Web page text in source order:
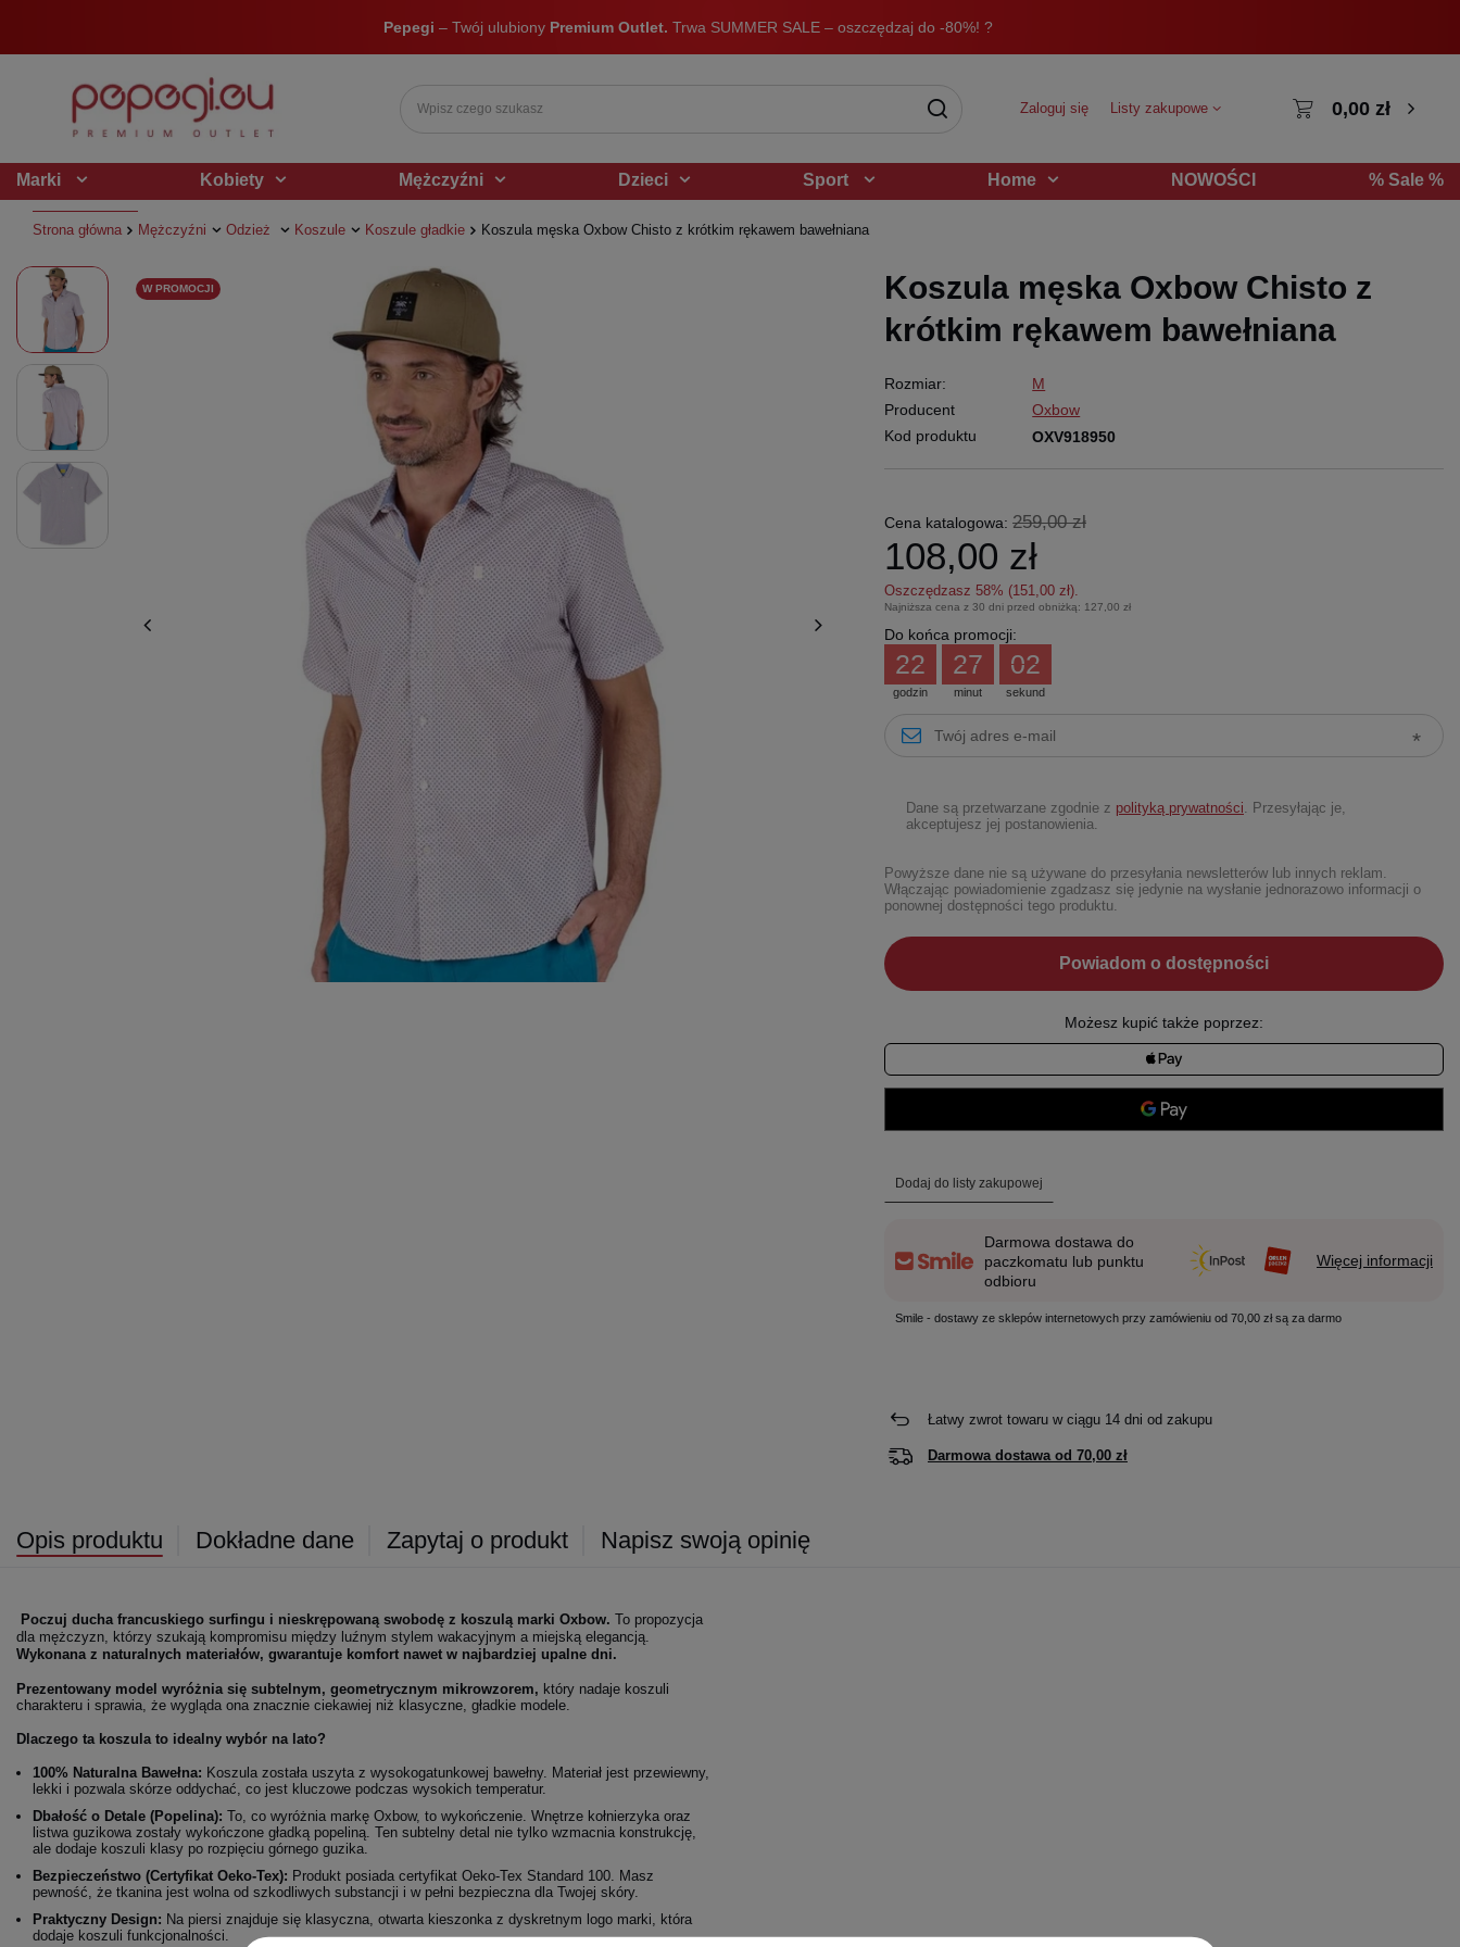
Pepegi – Twój ulubiony Premium Outlet. Trwa SUMMER SALE – oszczędzaj do -80%! ?
Zaloguj się Listy zakupowe 0,00 zł
Marki Kobiety Mężczyźni Dzieci Sport Home NOWOŚCI % Sale %
Strona główna Mężczyźni Odzież Koszule Koszule gładkie Koszula męska Oxbow Chisto z krótkim rękawem bawełniana
W PROMOCJI
Koszula męska Oxbow Chisto z
krótkim rękawem bawełniana
Rozmiar:
M
Producent
Oxbow
Kod produktu
OXV918950
Cena katalogowa: 259,00 zł
108,00 zł
Oszczędzasz 58% (151,00 zł).
Najniższa cena z 30 dni przed obniżką: 127,00 zł
Do końca promocji:
godzin
22
minut
27
sekund
01
Dane są przetwarzane zgodnie z polityką prywatności. Przesyłając je,
akceptujesz jej postanowienia.
Powyższe dane nie są używane do przesyłania newsletterów lub innych reklam.
Włączając powiadomienie zgadzasz się jedynie na wysłanie jednorazowo informacji o
ponownej dostępności tego produktu.
Powiadom o dostępności
Możesz kupić także poprzez:
Dodaj do listy zakupowej
Darmowa dostawa do
paczkomatu lub punktu
odbioru
Więcej informacji
Smile - dostawy ze sklepów internetowych przy zamówieniu od 70,00 zł są za darmo
Łatwy zwrot towaru w ciągu 14dni od zakupu
Darmowa dostawa od 70,00 zł
Opis produktu Dokładne dane Zapytaj o produkt Napisz swoją opinię
Poczuj ducha francuskiego surfingu i nieskrępowaną swobodę z koszulą marki Oxbow. To propozycja
dla mężczyzn, którzy szukają kompromisu między luźnym stylem wakacyjnym a miejską elegancją.
Wykonana z naturalnych materiałów, gwarantuje komfort nawet w najbardziej upalne dni.
Prezentowany model wyróżnia się subtelnym, geometrycznym mikrowzorem, który nadaje koszuli
charakteru i sprawia, że wygląda ona znacznie ciekawiej niż klasyczne, gładkie modele.
Dlaczego ta koszula to idealny wybór na lato?
100% Naturalna Bawełna: Koszula została uszyta z wysokogatunkowej bawełny. Materiał jest przewiewny,
lekki i pozwala skórze oddychać, co jest kluczowe podczas wysokich temperatur.
Dbałość o Detale (Popelina): To, co wyróżnia markę Oxbow, to wykończenie. Wnętrze kołnierzyka oraz
listwa guzikowa zostały wykończone gładką popeliną. Ten subtelny detal nie tylko wzmacnia konstrukcję,
ale dodaje koszuli klasy po rozpięciu górnego guzika.
Bezpieczeństwo (Certyfikat Oeko-Tex): Produkt posiada certyfikat Oeko-Tex Standard 100. Masz
pewność, że tkanina jest wolna od szkodliwych substancji i w pełni bezpieczna dla Twojej skóry.
Praktyczny Design: Na piersi znajduje się klasyczna, otwarta kieszonka z dyskretnym logo marki, która
dodaje koszuli funkcjonalności.